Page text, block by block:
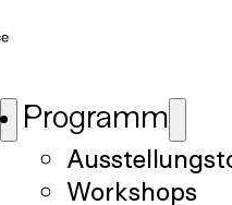
Programm
Workshops